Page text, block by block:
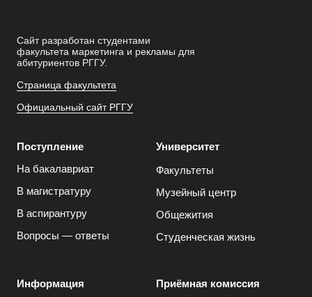
Сайт разработан студентами
факультета маркетинга и рекламы для
абитуриентов РГГУ.
Страница факультета
Официальный сайт РГГУ
Поступление
На бакалавриат
В магистратуру
В аспирантуру
Вопросы — ответы
Университет
Факультеты
Музейный центр
Общежития
Студенческая жизнь
Информация Приёмная комиссия